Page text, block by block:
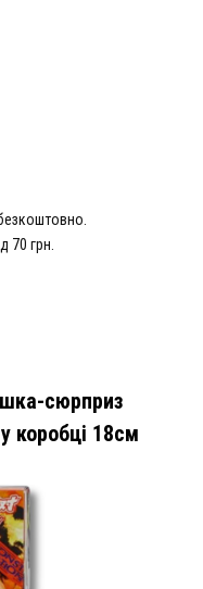
70 грн.
сюрприз
коробці 18см